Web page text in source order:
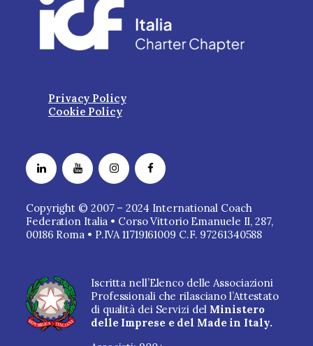
Privacy Policy
Cookie Policy
Copyright © 2007 – 2024 International Coach
Federation Italia • Corso Vittorio Emanuele II, 287,
00186 Roma • P.IVA 11719161009 C.F. 97261340588
Iscritta nell’Elenco delle Associazioni
Professionali che rilasciano l’Attestato
di qualità dei Servizi del Ministero
delle Imprese e del Made in Italy.